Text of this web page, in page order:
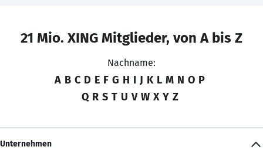
21 Mio. XING Mitglieder, von A bis Z
Nachname:
A B C D E F G H I J K L M N O P
Q R S T U V W X Y Z
Unternehmen